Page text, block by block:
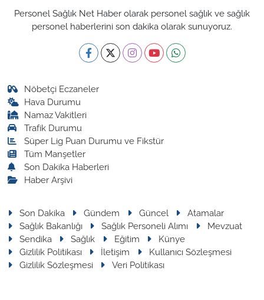
Personel Sağlık Net Haber olarak personel sağlık ve sağlık
personel haberlerini son dakika olarak sunuyoruz.
Nöbetçi Eczaneler
Hava Durumu
Namaz Vakitleri
Trafik Durumu
Süper Lig Puan Durumu ve Fikstür
Tüm Manşetler
Son Dakika Haberleri
Haber Arşivi
Son Dakika Gündem Güncel
Atamalar
Sağlık Bakanlığı
Sağlık Personeli Alımı
Mevzuat
Sendika
Sağlık Eğitim
Künye
Gizlilik Politikası
İletişim
Kullanıcı Sözleşmesi
Gizlilik Sözleşmesi
Veri Politikası